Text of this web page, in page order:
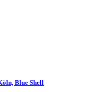
Blue Shell